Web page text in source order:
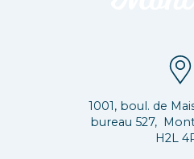
1001, boul. de
bureau 527,
H2L